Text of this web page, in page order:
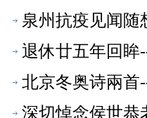
泉州抗疫见闻随
退休廿五年回眸
北京冬奥诗兩首
深切悼念侯世恭